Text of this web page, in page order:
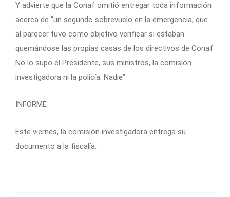
Y advierte que la Conaf omitió entregar toda información
acerca de “un segundo sobrevuelo en la emergencia, que
al parecer tuvo como objetivo verificar si estaban
quemándose las propias casas de los directivos de Conaf.
No lo supo el Presidente, sus ministros, la comisión
investigadora ni la policía. Nadie”.
INFORME
Este viernes, la comisión investigadora entrega su
documento a la fiscalía.